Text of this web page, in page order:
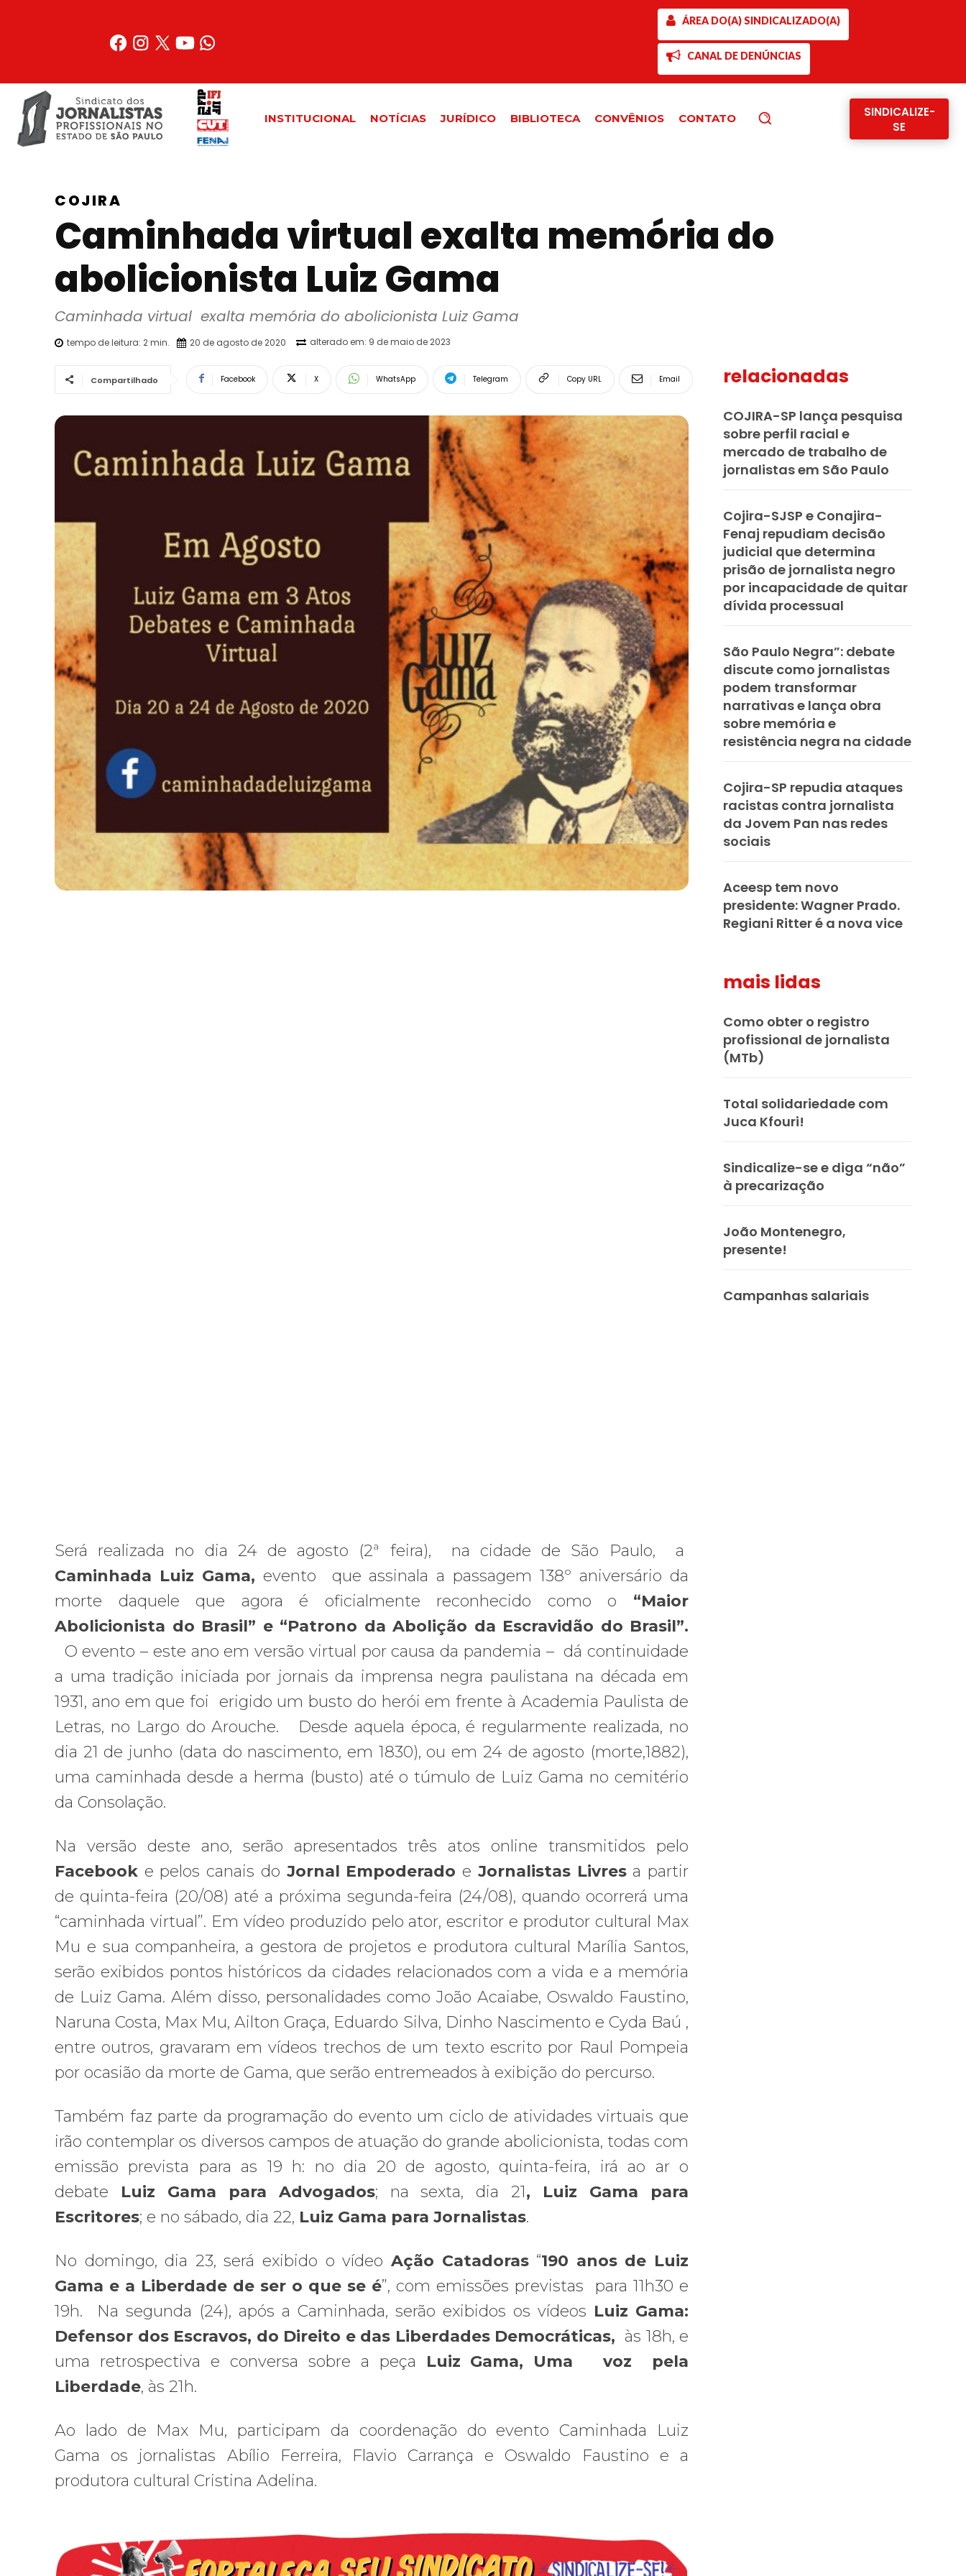
ÁREA DO(A) SINDICALIZADO(A)
CANAL DE DENÚNCIAS
INSTITUCIONAL NOTÍCIAS JURÍDICO BIBLIOTECA CONVÊNIOS CONTATO
SINDICALIZE-
SE
COJIRA
Caminhada virtual exalta memória do
abolicionista Luiz Gama
Caminhada virtual  exalta memória do abolicionista Luiz Gama
tempo de leitura: 2min. 20 de agosto de 2020 alterado em: 9 de maio de 2023
Compartilhado Facebook X WhatsApp Telegram Copy URL Email
Será realizada no dia 24 de agosto (2ª feira), na cidade de São Paulo, a
Caminhada Luiz Gama, evento que assinala a passagem 138º aniversário da
morte daquele que agora é oficialmente reconhecido como o “Maior
Abolicionista do Brasil” e “Patrono da Abolição da Escravidão do Brasil”.
O evento – este ano em versão virtual por causa da pandemia – dá continuidade
a uma tradição iniciada por jornais da imprensa negra paulistana na década em
1931, ano em que foi erigido um busto do herói em frente à Academia Paulista de
Letras, no Largo do Arouche. Desde aquela época, é regularmente realizada, no
dia 21 de junho (data do nascimento, em 1830), ou em 24 de agosto (morte,1882),
uma caminhada desde a herma (busto) até o túmulo de Luiz Gama no cemitério
da Consolação.
Na versão deste ano, serão apresentados três atos online transmitidos pelo
Facebook e pelos canais do Jornal Empoderado e Jornalistas Livresa partir
de quinta-feira (20/08) até a próxima segunda-feira (24/08), quando ocorrerá uma
“caminhada virtual”. Em vídeo produzido pelo ator, escritor e produtor cultural Max
Mu e sua companheira, a gestora de projetos e produtora cultural Marília Santos,
serão exibidos pontos históricos da cidades relacionados com a vida e a memória
de Luiz Gama. Além disso, personalidades como João Acaiabe, Oswaldo Faustino,
Naruna Costa, Max Mu, Ailton Graça, Eduardo Silva, Dinho Nascimento e Cyda Baú ,
entre outros, gravaram em vídeos trechos de um texto escrito por Raul Pompeia
por ocasião da morte de Gama, que serão entremeados à exibição do percurso.
Também faz parte da programação do evento um ciclo de atividades virtuais que
irão contemplar os diversos campos de atuação do grande abolicionista, todas com
emissão prevista para as 19 h: no dia 20 de agosto, quinta-feira, irá ao ar o
debate Luiz Gama para Advogados; na sexta, dia 21, Luiz Gama para
Escritores; e no sábado, dia 22, Luiz Gama para Jornalistas.
No domingo, dia 23, será exibido o vídeo Ação Catadoras“190 anos de Luiz
Gama e a Liberdade de ser o que se é”, com emissões previstas para 11h30 e
19h. Na segunda (24), após a Caminhada, serão exibidos os vídeos Luiz Gama:
Defensor dos Escravos, do Direito e das Liberdades Democráticas, às 18h, e
uma retrospectiva e conversa sobre a peça Luiz Gama, Uma voz pela
Liberdade, às 21h.
Ao lado de Max Mu, participam da coordenação do evento Caminhada Luiz
Gama os jornalistas Abílio Ferreira, Flavio Carrança e Oswaldo Faustino e a
produtora cultural Cristina Adelina.
relacionadas
COJIRA-SP lança pesquisa
sobre perfil racial e
mercado de trabalho de
jornalistas em São Paulo
Cojira-SJSP e Conajira-
Fenaj repudiam decisão
judicial que determina
prisão de jornalista negro
por incapacidade de quitar
dívida processual
São Paulo Negra”: debate
discute como jornalistas
podem transformar
narrativas e lança obra
sobre memória e
resistência negra na cidade
Cojira-SP repudia ataques
racistas contra jornalista
da Jovem Pan nas redes
sociais
Aceesp tem novo
presidente: Wagner Prado.
Regiani Ritter é a nova vice
mais lidas
Como obter o registro
profissional de jornalista
(MTb)
Total solidariedade com
Juca Kfouri!
Sindicalize-se e diga “não”
à precarização
João Montenegro,
presente!
Campanhas salariais